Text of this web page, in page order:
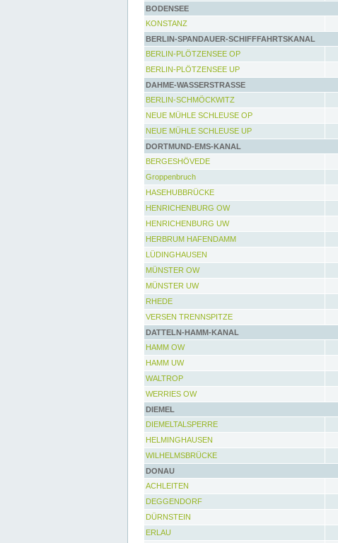
BODENSEE
KONSTANZ
BERLIN-SPANDAUER-SCHIFFFAHRTSKANAL
BERLIN-PLÖTZENSEE OP
BERLIN-PLÖTZENSEE UP
DAHME-WASSERSTRASSE
BERLIN-SCHMÖCKWITZ
NEUE MÜHLE SCHLEUSE OP
NEUE MÜHLE SCHLEUSE UP
DORTMUND-EMS-KANAL
BERGESHÖVEDE
Groppenbruch
HASEHUBBRÜCKE
HENRICHENBURG OW
HENRICHENBURG UW
HERBRUM HAFENDAMM
LÜDINGHAUSEN
MÜNSTER OW
MÜNSTER UW
RHEDE
VERSEN TRENNSPITZE
DATTELN-HAMM-KANAL
HAMM OW
HAMM UW
WALTROP
WERRIES OW
DIEMEL
DIEMELTALSPERRE
HELMINGHAUSEN
WILHELMSBRÜCKE
DONAU
ACHLEITEN
DEGGENDORF
DÜRNSTEIN
ERLAU